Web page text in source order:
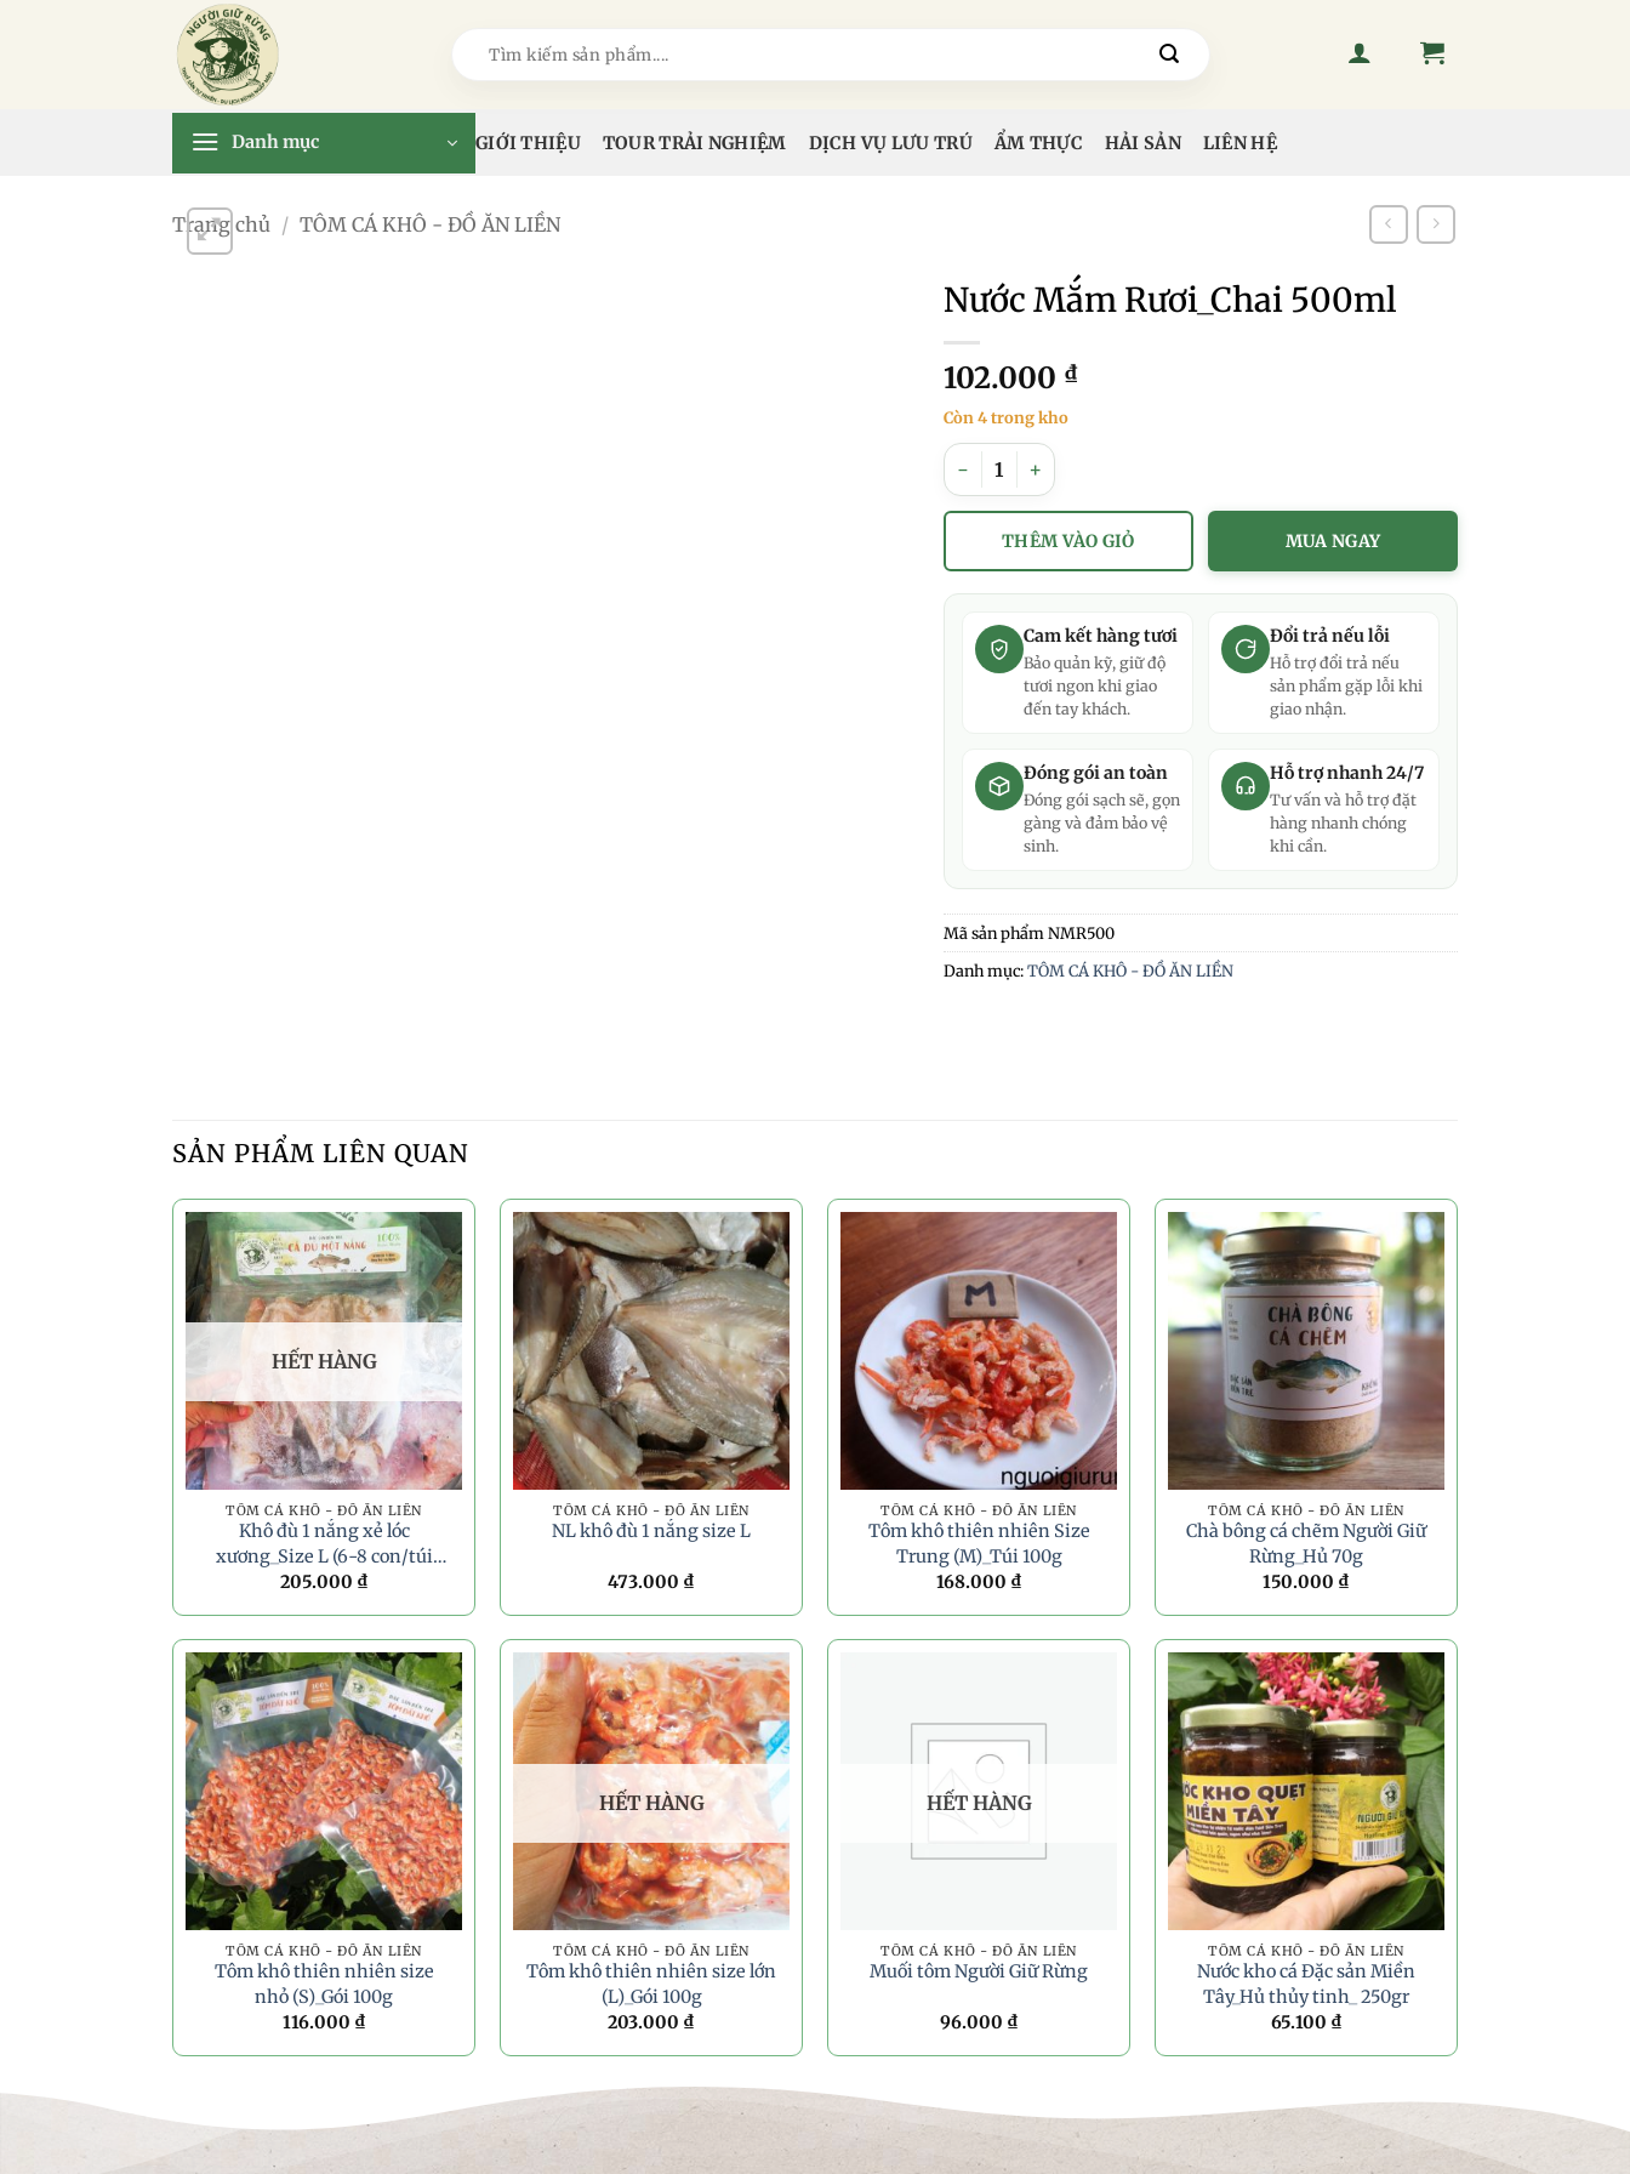
kiếm:
Danh mục GIỚI THIỆU TOUR TRẢI NGHIỆM DỊCH VỤ LƯU TRÚ ẨM THỰC HẢI SẢN LIÊN HỆ
Trang chủ / TÔM CÁ KHÔ - ĐỒ ĂN LIỀN
Nước Mắm Rươi_Chai 500ml
102.000 ₫
Còn 4 trong kho
Nước Mắm Rươi_Chai 500ml số lượng
THÊM VÀO GIỎ MUA NGAY
Cam kết hàng tươi
Bảo quản kỹ, giữ độ
tươi ngon khi giao
đến tay khách.
Đổi trả nếu lỗi
Hỗ trợ đổi trả nếu
sản phẩm gặp lỗi khi
giao nhận.
Đóng gói an toàn
Đóng gói sạch sẽ, gọn
gàng và đảm bảo vệ
sinh.
Hỗ trợ nhanh 24/7
Tư vấn và hỗ trợ đặt
hàng nhanh chóng
khi cần.
Mã sản phẩmNMR500
Danh mục:TÔM CÁ KHÔ - ĐỒ ĂN LIỀN
SẢN PHẨM LIÊN QUAN
HẾT HÀNG
TÔM CÁ KHÔ - ĐỒ ĂN LIỀN
Khô đù 1 nắng xẻ lóc
xương_Size L (6-8 con/túi
PA)_500g
205.000 ₫
TÔM CÁ KHÔ - ĐỒ ĂN LIỀN
NL khô đù 1 nắng size L
473.000 ₫
TÔM CÁ KHÔ - ĐỒ ĂN LIỀN
Tôm khô thiên nhiên Size
Trung (M)_Túi 100g
168.000 ₫
TÔM CÁ KHÔ - ĐỒ ĂN LIỀN
Chà bông cá chẽm Người Giữ
Rừng_Hủ 70g
150.000 ₫
TÔM CÁ KHÔ - ĐỒ ĂN LIỀN
Tôm khô thiên nhiên size
nhỏ (S)_Gói 100g
116.000 ₫
HẾT HÀNG
TÔM CÁ KHÔ - ĐỒ ĂN LIỀN
Tôm khô thiên nhiên size lớn
(L)_Gói 100g
203.000 ₫
HẾT HÀNG
TÔM CÁ KHÔ - ĐỒ ĂN LIỀN
Muối tôm Người Giữ Rừng
96.000 ₫
TÔM CÁ KHÔ - ĐỒ ĂN LIỀN
Nước kho cá Đặc sản Miền
Tây_Hủ thủy tinh_ 250gr
65.100 ₫